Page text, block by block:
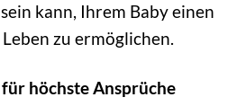
kann, Ihrem Baby einen
zu ermöglichen.
höchste Ansprüche